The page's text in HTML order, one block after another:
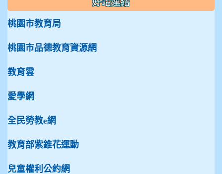
好站連結
桃園市教育局
桃園市品德教育資源網
教育雲
愛學網
全民勞教e網
教育部紫錐花運動
兒童權利公約網